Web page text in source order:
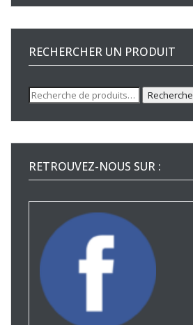
RECHERCHER UN PRODUIT
Recherche
pour :
Recherche
RETROUVEZ-NOUS SUR :